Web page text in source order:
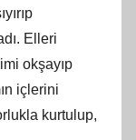
Elleri
okşayıp
içlerini
kurtulup,